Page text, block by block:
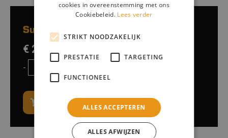
Subtotaalprijs:
€ 25,-
-
Naar winkelwagen
cookies in overeenstemming met ons
Cookiebeleid. Lees verder
STRIKT NOODZAKELIJK
PRESTATIE TARGETING
FUNCTIONEEL
ALLES ACCEPTEREN
ALLES AFWIJZEN